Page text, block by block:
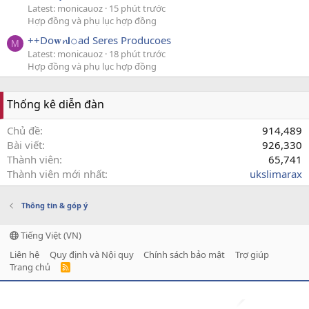
Latest: monicauoz 15 phút trước
Hợp đồng và phụ lục hợp đồng
M ++Do𝐰𝓷𝗹𝚘ad Seres Producoes
Latest: monicauoz 18 phút trước
Hợp đồng và phụ lục hợp đồng
Thống kê diễn đàn
Chủ đề
914,489
Bài viết
926,330
Thành viên
65,741
Thành viên mới nhất
ukslimarax
Thông tin & góp ý
Tiếng Việt (VN)
Liên hệ
Quy định và Nội quy Chính sách bảo mật
Trợ giúp
Trang chủ
R